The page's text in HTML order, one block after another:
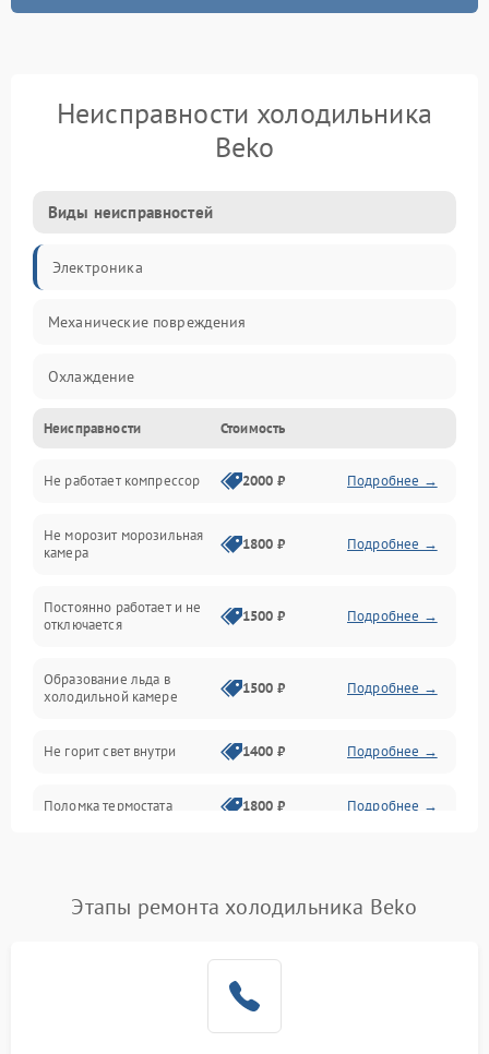
Неисправности холодильника
Beko
Виды неисправностей
Электроника
Механические повреждения
Охлаждение
Механика
Электропитание
Дренаж
Неисправности Стоимость
Не работает компрессор 2000 ₽ Подробнее →
Не морозит морозильная
камера
1800 ₽ Подробнее →
Постоянно работает и не
отключается
1500 ₽ Подробнее →
Образование льда в
холодильной камере
1500 ₽ Подробнее →
Не горит свет внутри 1400 ₽ Подробнее →
Поломка термостата 1800 ₽ Подробнее →
Поломка системы No Frost 2600 ₽ Подробнее →
Этапы ремонта холодильника Beko